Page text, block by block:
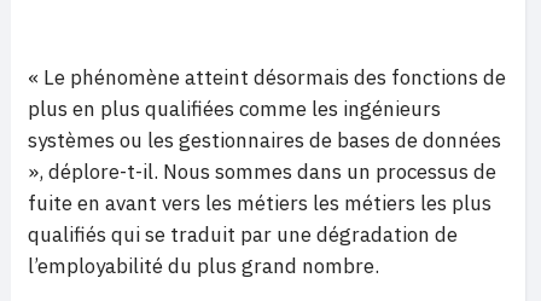
« Le phénomène atteint désormais des fonctions de
plus en plus qualifiées comme les ingénieurs
systèmes ou les gestionnaires de bases de données
», déplore-t-il. Nous sommes dans un processus de
fuite en avant vers les métiers les métiers les plus
qualifiés qui se traduit par une dégradation de
l’employabilité du plus grand nombre.